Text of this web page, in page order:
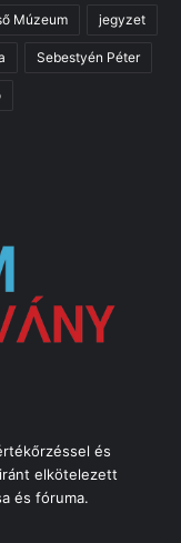
Múzeum jegyzet
Sebestyén Péter
és
elkötelezett
és fóruma.